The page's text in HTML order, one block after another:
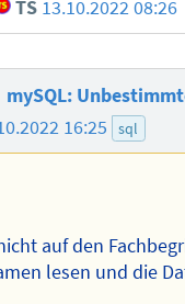
TS 13.10.2022 08:26
mySQL:
16:25 sql
auf den
lesen und die